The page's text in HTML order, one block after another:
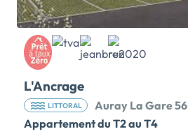
L'Ancrage
LITTORAL
Auray La Gare 56
Appartement du T2 au T4